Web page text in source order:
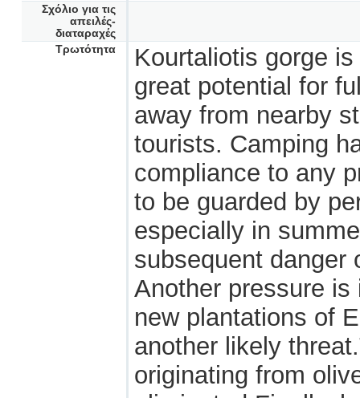
Σχόλιο για τις
απειλές-
διαταραχές
Τρωτότητα
Kourtaliotis gorge
great potential for
away from nearby
tourists. Camping
compliance to any
to be guarded by
especially in
subsequent danger
Another pressure
new plantations of
another likely
originating from